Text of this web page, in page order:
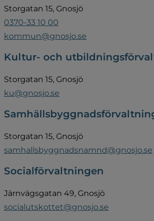
Storgatan 15, Gnosjö
0370-33 10 00
kommun@gnosjo.se
Kultur- och
Storgatan 15, Gnosjö
ku@gnosjo.se
Storgatan 15, Gnosjö
samhallsbyggnadsnamnd@gnosjo.se
Socialförvaltningen
Järnvägsgatan 49, Gnosjö
socialutskottet@gnosjo.se